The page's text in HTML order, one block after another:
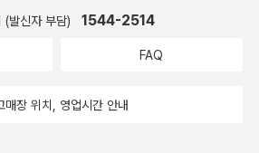
남다르다. 고산의 혹독함을 이겨내고 꿋
원을 남기는 덕유산 주목에서는 자연의 한
(발신자 부담) 1544-2514
FAQ
매장 위치, 영업시간 안내